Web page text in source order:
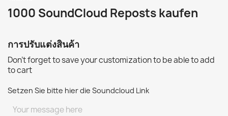
1000 SoundCloud Reposts kaufen
การปรับแต่งสินค้า
Don't forget to save your customization to be able to add
to cart
Setzen Sie bitte hier die Soundcloud Link